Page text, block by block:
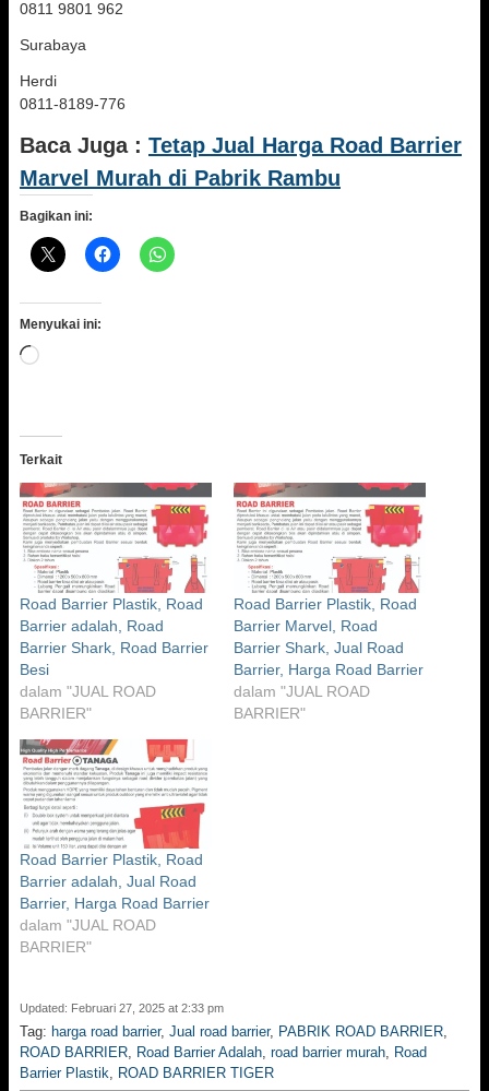
0811 9801 962
Surabaya
Herdi
0811-8189-776
Baca Juga : Tetap Jual Harga Road Barrier
Marvel Murah di Pabrik Rambu
Bagikan ini:
Menyukai ini:
Memuat...
Terkait
Road Barrier Plastik, Road
Barrier adalah, Road
Barrier Shark, Road Barrier
Besi
dalam "JUAL ROAD
BARRIER"
Road Barrier Plastik, Road
Barrier Marvel, Road
Barrier Shark, Jual Road
Barrier, Harga Road Barrier
dalam "JUAL ROAD
BARRIER"
Road Barrier Plastik, Road
Barrier adalah, Jual Road
Barrier, Harga Road Barrier
dalam "JUAL ROAD
BARRIER"
Updated: Februari 27, 2025 at 2:33 pm
Tag: harga road barrier, Jual road barrier, PABRIK ROAD BARRIER,
ROAD BARRIER, Road Barrier Adalah, road barrier murah, Road
Barrier Plastik, ROAD BARRIER TIGER